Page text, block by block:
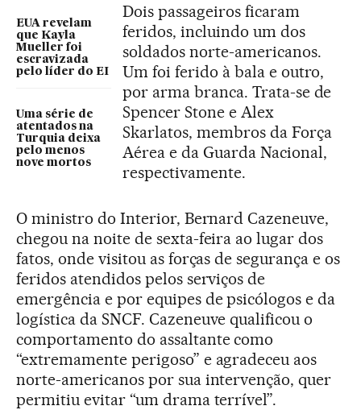
EUA revelam
que Kayla
Mueller foi
escravizada
pelo líder do EI
Uma série de
atentados na
Turquia deixa
pelo menos
nove mortos
Dois passageiros ficaram
feridos, incluindo um dos
soldados norte-americanos.
Um foi ferido à bala e outro,
por arma branca. Trata-se de
Spencer Stone e Alex
Skarlatos, membros da Força
Aérea e da Guarda Nacional,
respectivamente.
O ministro do Interior, Bernard Cazeneuve,
chegou na noite de sexta-feira ao lugar dos
fatos, onde visitou as forças de segurança e os
feridos atendidos pelos serviços de
emergência e por equipes de psicólogos e da
logística da SNCF. Cazeneuve qualificou o
comportamento do assaltante como
“extremamente perigoso” e agradeceu aos
norte-americanos por sua intervenção, quer
permitiu evitar “um drama terrível”.